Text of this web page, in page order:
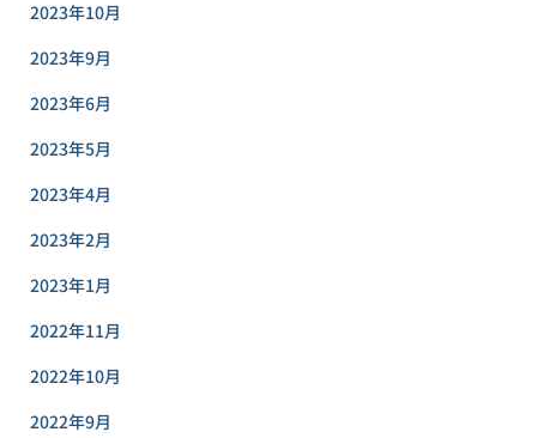
2023年10月
2023年9月
2023年6月
2023年5月
2023年4月
2023年2月
2023年1月
2022年11月
2022年10月
2022年9月